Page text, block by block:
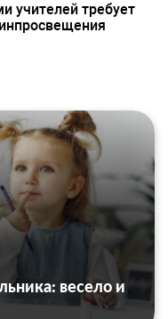
учителей требует
весело и